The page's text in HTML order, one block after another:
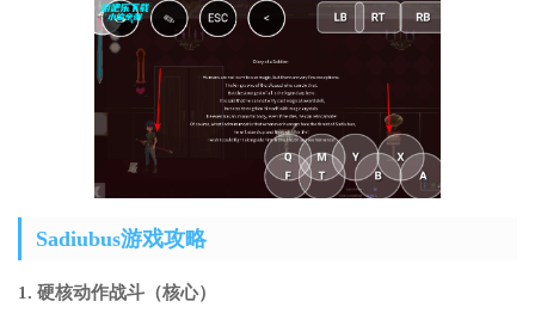
Sadiubus游戏攻略
1. 硬核动作战斗（核心）